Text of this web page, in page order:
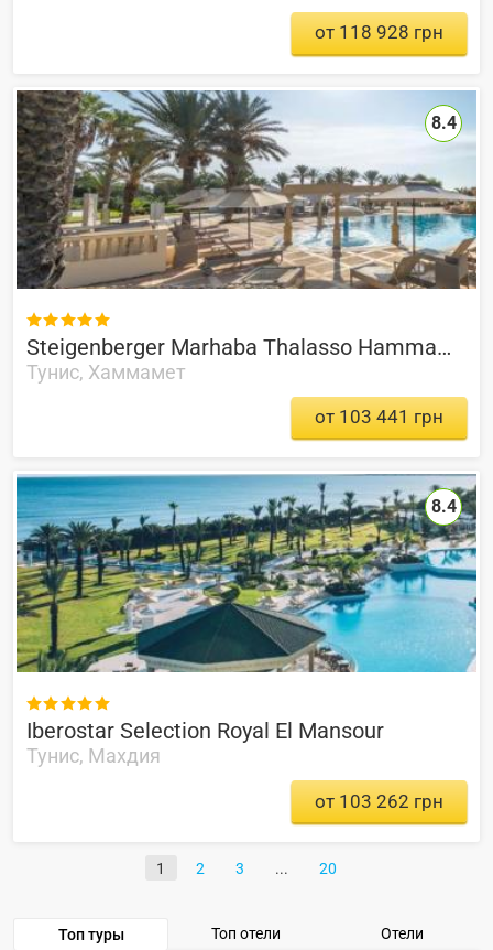
от 118 928 грн

Steigenberger Marhaba Thalasso Hammamet
Тунис, Хаммамет
8.4
от 103 441 грн

Iberostar Selection Royal El Mansour
Тунис, Махдия
8.4
от 103 262 грн
1 2 3 20
Топ туры Топ отели Отели